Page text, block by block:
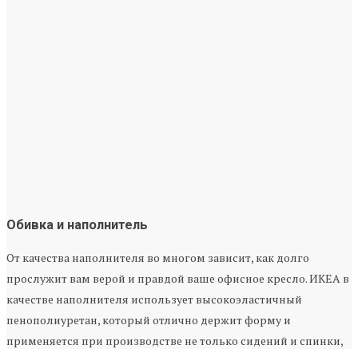
Обивка и наполнитель
От качества наполнителя во многом зависит, как долго
прослужит вам верой и правдой ваше офисное кресло. ИКЕА в
качестве наполнителя использует высокоэластичный
пенополиуретан, который отлично держит форму и
применяется при производстве не только сидений и спинки,